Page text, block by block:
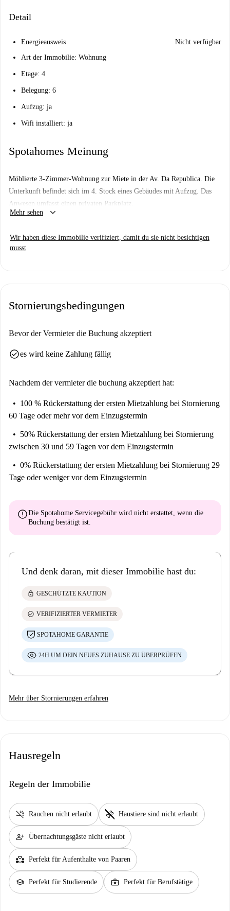
Detail
Energieausweis
Nicht verfügbar
Art der Immobilie: Wohnung
Etage: 4
Belegung: 6
Aufzug: ja
Wifi installiert: ja
Spotahomes Meinung
Möblierte 3-Zimmer-Wohnung zur Miete in der Av. Da Republica. Die
Unterkunft befindet sich im 4. Stock eines Gebäudes mit Aufzug. Das
Anwesen umfasst einen privaten Parkplatz.
ein Badezimmer wurden komplett renoviert. Das Anwesen ist nur 800
Die Miete beinhaltet alle Nebenkosten (Wasser, Strom, Gas und Internet)
berechnet). Rechtlich im portugiesischen Tourismus mit der Nummer
36880/AL registriert.
Mehr sehen keyboard_arrow_down
Wir haben diese Immobilie verifiziert, damit du sie nicht besichtigen
musst
Stornierungsbedingungen
Bevor der Vermieter die Buchung akzeptiert
check_circlees wird keine Zahlung fällig
Nachdem der vermieter die buchung akzeptiert hat:
100 % Rückerstattung der ersten Mietzahlung bei Stornierung
60 Tage oder mehr vor dem Einzugstermin
50% Rückerstattung der ersten Mietzahlung bei Stornierung
zwischen 30 und 59 Tagen vor dem Einzugstermin
0% Rückerstattung der ersten Mietzahlung bei Stornierung 29
Tage oder weniger vor dem Einzugstermin
errorDie Spotahome Servicegebühr wird nicht erstattet, wenn die
Buchung bestätigt ist.
Und denk daran, mit dieser Immobilie hast du:
lock GESCHÜTZTE KAUTION
check_circle VERIFIZIERTER VERMIETER
SPOTAHOME GARANTIE
24H UM DEIN NEUES ZUHAUSE ZU ÜBERPRÜFEN
Mehr über Stornierungen erfahren
Hausregeln
Regeln der Immobilie
smoke_free Rauchen nicht erlaubt pet_supplies Haustiere sind nicht erlaubt
person_add Übernachtungsgäste nicht erlaubt
partner_heart Perfekt für Aufenthalte von Paaren
school Perfekt für Studierende business_center Perfekt für Berufstätige